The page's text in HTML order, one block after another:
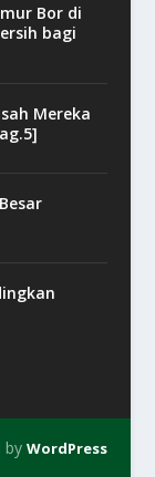
Bor di
bagi
Mereka
WordPress